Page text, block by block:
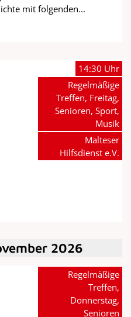
mit folgenden...
14:30 Uhr
Regelmäßige
Treffen, Freitag,
Senioren, Sport,
Musik
Malteser
Hilfsdienst e.V.
2026
Regelmäßige
Treffen,
Donnerstag,
Senioren